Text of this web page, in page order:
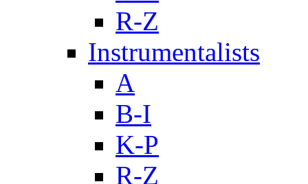
R-Z
Instrumentalists
A
B-I
K-P
R-Z